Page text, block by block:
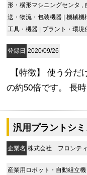
形・横形マシニングセンタ ,
送・物流・包装機器
機械機
工具・機器
プラント・環境
登録日 2020/09/26
【特徴】 使う分
の約50倍です。 長
汎用プラントシ
企業名 株式会社 フロンテ
産業用ロボット・自動組立機